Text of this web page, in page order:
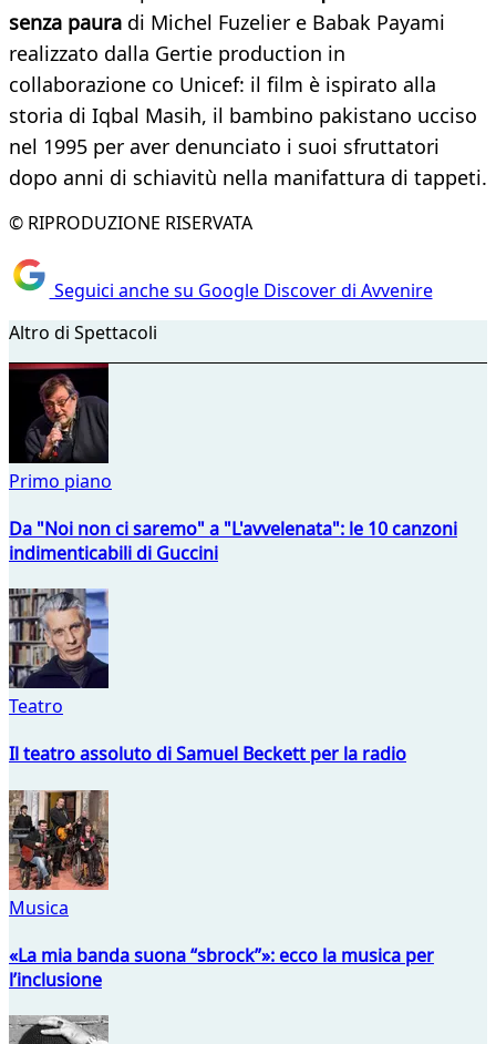
senza paura di Michel Fuzelier e Babak Payami
realizzato dalla Gertie production in
collaborazione co Unicef: il film è ispirato alla
storia di Iqbal Masih, il bambino pakistano ucciso
nel 1995 per aver denunciato i suoi sfruttatori
dopo anni di schiavitù nella manifattura di tappeti.
© RIPRODUZIONE RISERVATA
Seguici anche su Google Discover di Avvenire
Altro di Spettacoli
Primo piano
Da "Noi non ci saremo" a "L'avvelenata": le 10 canzoni
indimenticabili di Guccini
Teatro
Il teatro assoluto di Samuel Beckett per la radio
Musica
«La mia banda suona “sbrock”»: ecco la musica per
l’inclusione